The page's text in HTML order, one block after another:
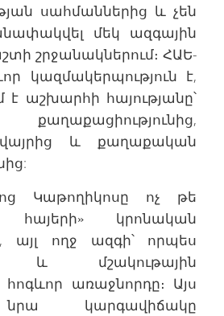
սահմաններից և չեն
մեկ ազգային
շրջանակներում։ ՀԱԵ-
կազմակերպություն է,
է աշխարհի հայությանը՝
վայրից և քաղաքական
Կաթողիկոսը ոչ թե
հայերի» կրոնական
այլ ողջ ազգի՝ որպես
և մշակութային
հոգևոր առաջնորդը։ Այս
կարգավիճակը